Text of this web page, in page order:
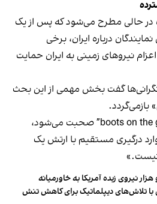
در حالی مطرح می‌شود که پس از یک
درباره ایران، برخی
اعزام نیروهای زمینی به ایران حمایت
نگرانی‌ها گفت بخش مهمی از این بحث
بازمی‌گردد.
او گفت: «وقتی از “boots on the ground” صحبت می‌شود،
درگیری مستقیم با ارتش یک
هزار نیروی زبده آمریکا به خاورمیانه
تلاش‌های دیپلماتیک برای کاهش تنش